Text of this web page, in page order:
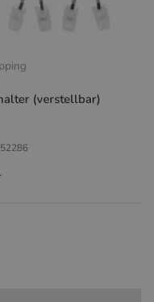
(verstellbar)